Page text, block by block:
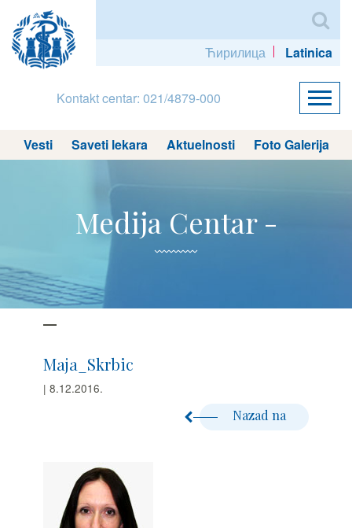
Ћирилица Latinica
Kontakt centar: 021/4879-000
Vesti Saveti lekara Aktuelnosti Foto Galerija
Medija Centar -
Maja_Skrbic
| 8.12.2016.
Nazad na